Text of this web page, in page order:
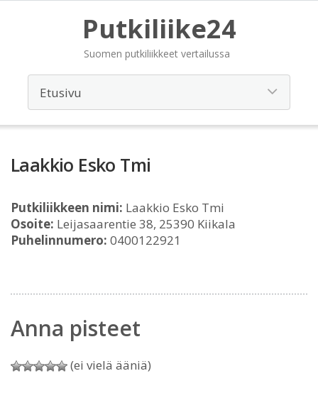
Putkiliike24
Suomen putkiliikkeet vertailussa
Laakkio Esko Tmi
Putkiliikkeen nimi: Laakkio Esko Tmi
Osoite: Leijasaarentie 38, 25390 Kiikala
Puhelinnumero: 0400122921
Anna pisteet
(ei vielä ääniä)